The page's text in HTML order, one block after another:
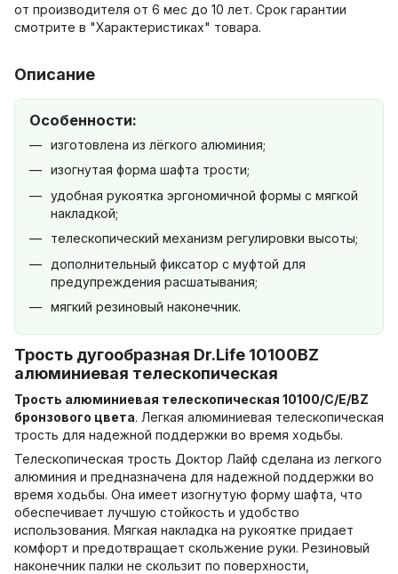
от производителя от 6 мес до 10 лет. Срок гарантии
смотрите в "Характеристиках" товара.
Описание
Особенности:
изготовлена из лёгкого алюминия;
изогнутая форма шафта трости;
удобная рукоятка эргономичной формы с мягкой
накладкой;
телескопический механизм регулировки высоты;
дополнительный фиксатор с муфтой для
предупреждения расшатывания;
мягкий резиновый наконечник.
Трость дугообразная Dr.Life 10100BZ
алюминиевая телескопическая
Трость алюминиевая телескопическая 10100/C/E/BZ
бронзового цвета. Легкая алюминиевая телескопическая
трость для надежной поддержки во время ходьбы.
Телескопическая трость Доктор Лайф сделана из легкого
алюминия и предназначена для надежной поддержки во
время ходьбы. Она имеет изогнутую форму шафта, что
обеспечивает лучшую стойкость и удобство
использования. Мягкая накладка на рукоятке придает
комфорт и предотвращает скольжение руки. Резиновый
наконечник палки не скользит по поверхности,